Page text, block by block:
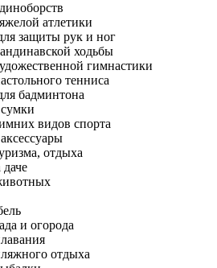
атлетики
защиты рук и ног
ходьбы
гимнастики
тенниса
бадминтона
видов спорта
отдыха
и огорода
отдыха